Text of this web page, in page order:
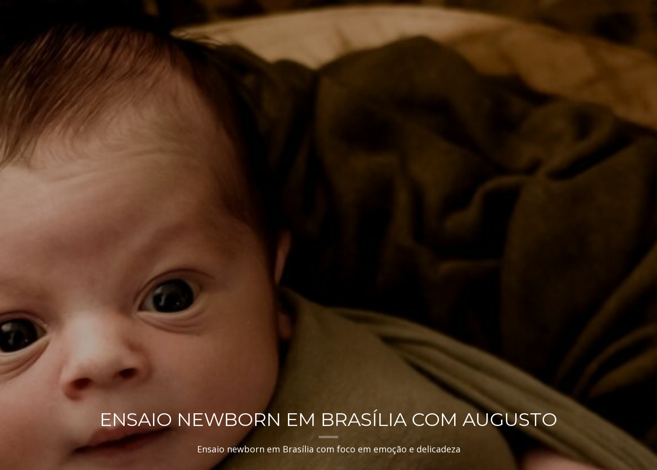
ENSAIO NEWBORN EM BRASÍLIA COM AUGUSTO
Ensaio newborn em Brasília com foco em emoção e delicadeza